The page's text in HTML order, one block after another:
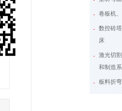
航空、
能源与
轻工、
服装鞋
箱包家具
环卫设
卷板机
数控砖
床
激光切
和制造
板料折